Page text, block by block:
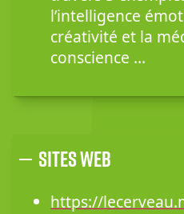
l’intelligence
créativité et la
conscience …
Sites web
https://